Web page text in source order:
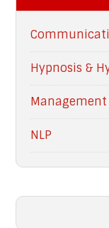
Hypnosis &
Management
NLP